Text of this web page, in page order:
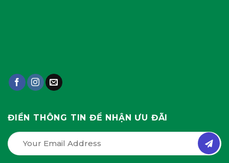
ĐIỀN THÔNG TIN ĐỂ NHẬN ƯU ĐÃI